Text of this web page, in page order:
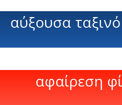
αύξουσα
αφαίρεση